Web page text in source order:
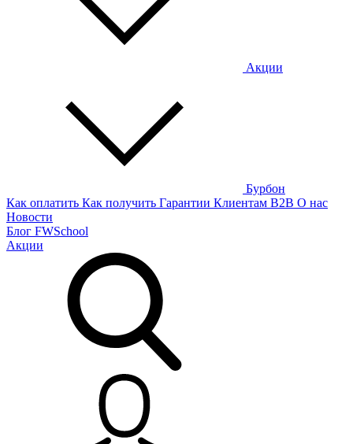
Акции
Бурбон
Как оплатить Как получить Гарантии Клиентам B2B О нас
Новости
Блог FWSchool
Акции